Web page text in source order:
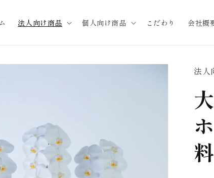
法人向け商品 個人向け商品 こだわり 会社概
法人